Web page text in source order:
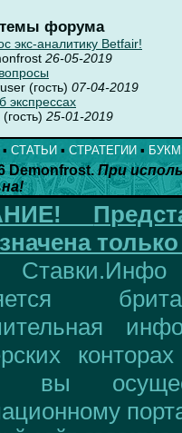
форума
экс-аналитику Betfair!
26-05-2019
(гость) 07-04-2019
экспрессах
25-01-2019
▪ СТАТЬИ ▪ СТРАТЕГИИ ▪
Demonfrost.При
вы